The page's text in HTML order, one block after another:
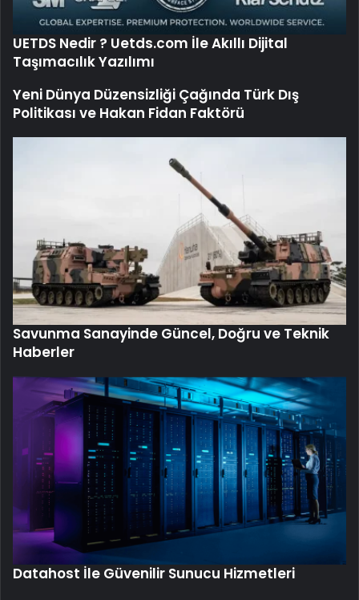
UETDS Nedir ? Uetds.com İle Akıllı Dijital
Taşımacılık Yazılımı
Yeni Dünya Düzensizliği Çağında Türk Dış
Politikası ve Hakan Fidan Faktörü
Savunma Sanayinde Güncel, Doğru ve Teknik
Haberler
Datahost İle Güvenilir Sunucu Hizmetleri